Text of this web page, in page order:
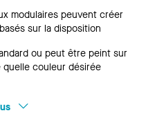
modulaires peuvent créer
sur la disposition
ou peut être peint sur
quelle couleur désirée